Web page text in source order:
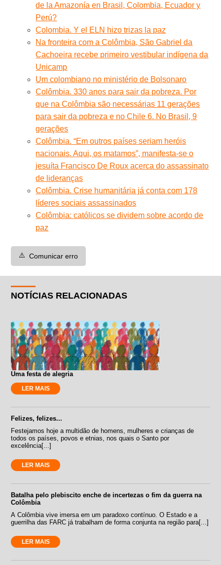
de la Amazonía en Brasil, Colombia, Ecuador y
Perú?
Colombia. Y el ELN hizo trizas la paz
Na fronteira com a Colômbia, São Gabriel da
Cachoeira recebe primeiro vestibular indígena da
Unicamp
Um colombiano no ministério de Bolsonaro
Colômbia. 330 anos para sair da pobreza. Por
que na Colômbia são necessárias 11 gerações
para sair da pobreza e no Chile 6. No Brasil, 9
gerações
Colômbia. “Em outros países seriam heróis
nacionais. Aqui, os matamos”, manifesta-se o
jesuíta Francisco De Roux acerca do assassinato
de lideranças
Colômbia. Crise humanitária já conta com 178
líderes sociais assassinados
Colômbia: católicos se dividem sobre acordo de
paz
⚠️ Comunicar erro
NOTÍCIAS RELACIONADAS
Uma festa de alegria
LER MAIS
Felizes, felizes...
Festejamos hoje a multidão de homens, mulheres e crianças de
todos os países, povos e etnias, nos quais o Santo por
excelência[...]
LER MAIS
Batalha pelo plebiscito enche de incertezas o fim da guerra na
Colômbia
A Colômbia vive imersa em um paradoxo contínuo. O Estado e a
guerrilha das FARC já trabalham de forma conjunta na região para[...]
LER MAIS